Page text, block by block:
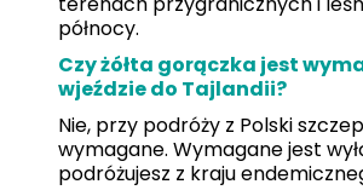
północy.
Czy żółta gorączka jest
wjeździe do Tajlandii?
Nie, przy podróży z Polski
wymagane. Wymagane jest
podróżujesz z kraju